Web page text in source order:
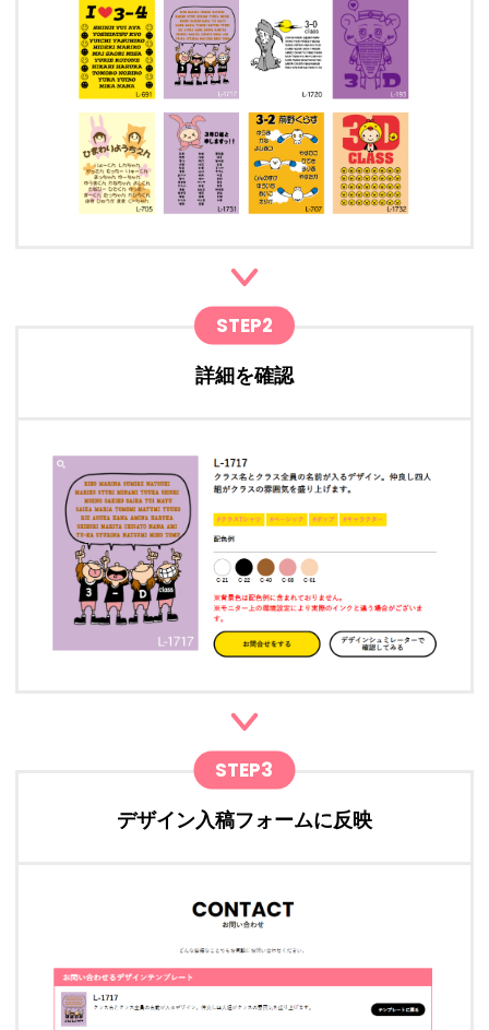
STEP2
詳細を確認
STEP3
デザイン入稿フォームに反映